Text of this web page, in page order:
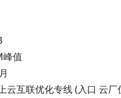
峰值
云互联优化专线 (入口 云